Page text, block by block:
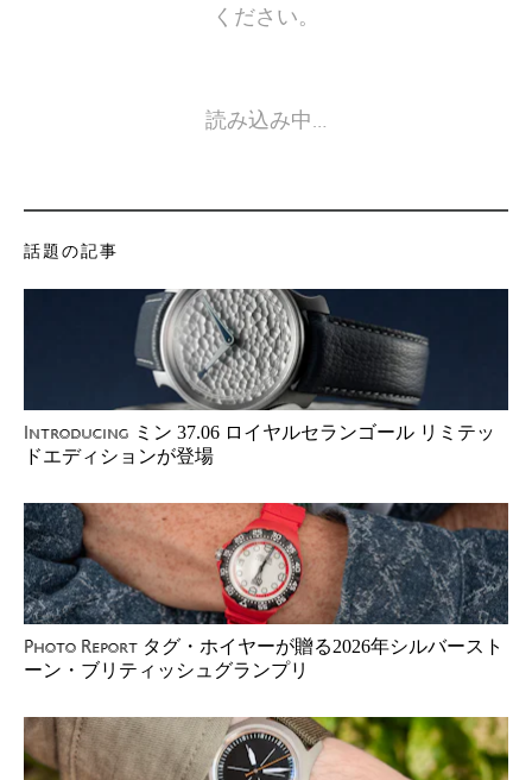
ください。
読み込み中…
話題の記事
Introducing ミン 37.06 ロイヤルセランゴール リミテッ
ドエディションが登場
Photo Report タグ・ホイヤーが贈る2026年シルバースト
ーン・ブリティッシュグランプリ